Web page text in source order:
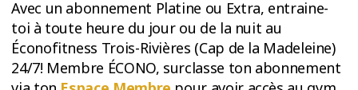
Avec un abonnement Platine ou Extra, entraine-
toi à toute heure du jour ou de la nuit au
Éconofitness Trois-Rivières (Cap de la Madeleine)
24/7! Membre ÉCONO, surclasse ton abonnement